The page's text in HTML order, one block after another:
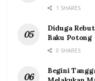
1 SHARES
Diduga
Baku Potong
0 SHARES
Begini